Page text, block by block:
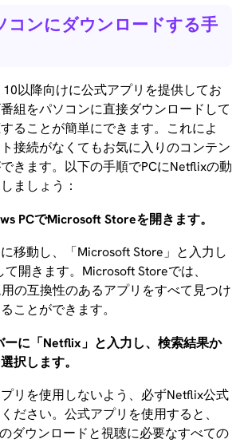
コンにダウンロードする手
以降向けに公式アプリを提供してお
組をパソコンに直接ダウンロードして
ることが簡単にできます。これによ
接続がなくてもお気に入りのコンテン
きます。以下の手順でPCにNetflixの動
ましょう：
PCでMicrosoft Storeを開きます。
移動し、「Microsoft Store」と入力し
開きます。Microsoft Storeでは、
の互換性のあるアプリをすべて見つけ
ことができます。
ーに「Netflix」と入力し、検索結果か
択します。
リを使用しないよう、必ずNetflix公式
ださい。公式アプリを使用すると、
ダウンロードと視聴に必要なすべての